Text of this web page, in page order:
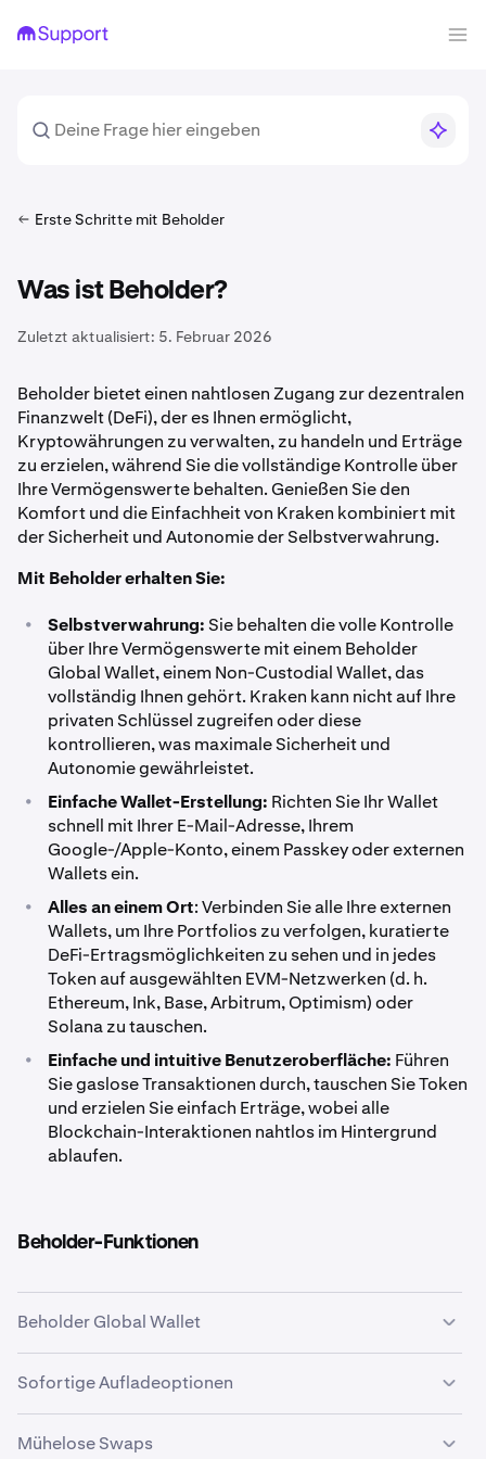
Erste Schritte mit Beholder
Was ist Beholder?
Zuletzt aktualisiert: 5. Februar 2026
Beholder bietet einen nahtlosen Zugang zur dezentralen
Finanzwelt (DeFi), der es Ihnen ermöglicht,
Kryptowährungen zu verwalten, zu handeln und Erträge
zu erzielen, während Sie die vollständige Kontrolle über
Ihre Vermögenswerte behalten. Genießen Sie den
Komfort und die Einfachheit von Kraken kombiniert mit
der Sicherheit und Autonomie der Selbstverwahrung.
Mit Beholder erhalten Sie:
• Selbstverwahrung:Sie behalten die volle Kontrolle
über Ihre Vermögenswerte mit einem Beholder
Global Wallet, einem Non-Custodial Wallet, das
vollständig Ihnen gehört. Kraken kann nicht auf Ihre
privaten Schlüssel zugreifen oder diese
kontrollieren, was maximale Sicherheit und
Autonomie gewährleistet.
• Einfache Wallet-Erstellung: Richten Sie Ihr Wallet
schnell mit Ihrer E-Mail-Adresse, Ihrem
Google-/Apple-Konto, einem Passkey oder externen
Wallets ein.
• Alles an einem Ort: Verbinden Sie alle Ihre externen
Wallets, um Ihre Portfolios zu verfolgen, kuratierte
DeFi-Ertragsmöglichkeiten zu sehen und in jedes
Token auf ausgewählten EVM-Netzwerken (d. h.
Ethereum, Ink, Base, Arbitrum, Optimism) oder
Solana zu tauschen.
• Einfache und intuitive Benutzeroberfläche: Führen
Sie gaslose Transaktionen durch, tauschen Sie Token
und erzielen Sie einfach Erträge, wobei alle
Blockchain-Interaktionen nahtlos im Hintergrund
ablaufen.
Beholder-Funktionen
Beholder Global Wallet
Ihr Beholder Global Wallet ermöglicht es Ihnen, Ihre
digitalen Vermögenswerte sicher zu halten, zu verwalten
und zu nutzen. Nach der Erstellung können Sie dieses
Wallet über verschiedene dezentrale Anwendungen wie
Sofortige Aufladeoptionen
Das Aufladen Ihres Beholder Global Wallet ist einfach
Mühelose Swaps